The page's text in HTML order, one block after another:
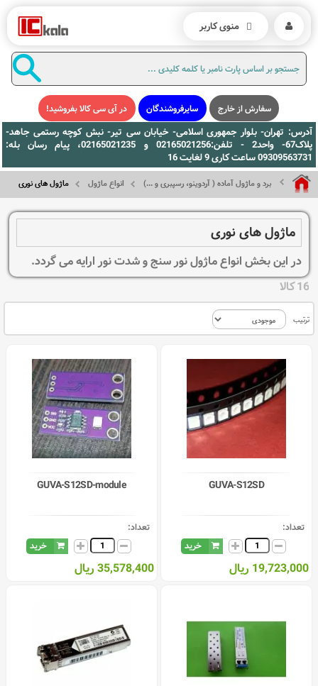
سفارش از خارج سایرفروشندگان در آی سی کالا بفروشید!
آدرس: تهران- بلوار جمهوری اسلامی- خیابان سی تیر- نبش کوچه رستمی جاهد-
پلاک67- واحد2 - تلفن:02165021256 و 02165021235، پیام رسان بله:
09309563731 ساعت کاری 9 لغایت 16
برد و ماژول آماده ( آردوینو، رسپبری و ...) انواع ماژول ماژول های نوری
ماژول های نوری
در این بخش انواع ماژول نور سنج و شدت نور ارایه می گردد.
16 کالا
ترتیب
GUVA-S12SD
تعداد:
خرید
19,723,000 ریال
GUVA-S12SD-module
تعداد:
خرید
35,578,400 ریال
منوی کاربر